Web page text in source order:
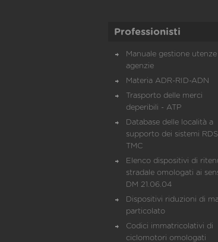
Professionisti
Manuale gestione
agenzie
Materia ADR-RID-ADN
Trasporto delle merci
deperibili - ATP
Database delle località a
supporto dei sistemi RDS
TMC
Elenco dispositivi di
stradale omologati ai
DM 21.06.04
Dispositivi riduzioni di
particolato
Codici immatricolativi di
ciclomotori omologati